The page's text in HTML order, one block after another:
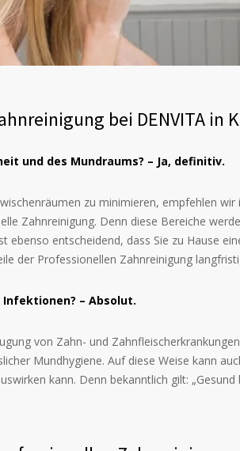
Zahnreinigung erfahren
von ProDente e.V.
bei DENVITA in
und des Mundraums? – Ja, definitiv.
zu minimieren, empfehlen
Zahnreinigung. Denn diese Bereiche
ebenso entscheidend, dass Sie zu Hause
der Professionellen Zahnreinigung
– Absolut.
von Zahn- und
Mundhygiene. Auf diese Weise kann
kann. Denn bekanntlich gilt: „Gesund